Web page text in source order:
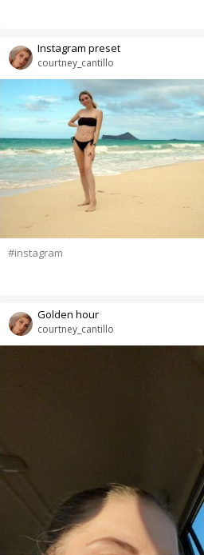
courtney_cantillo
Instagram preset
#instagram
courtney_cantillo
Golden hour